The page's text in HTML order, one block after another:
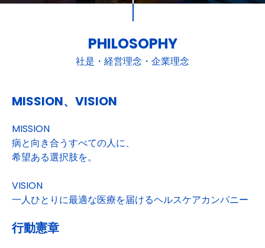
PHILOSOPHY
社是・経営理念・企業理念
MISSION、VISION
MISSION
病と向き合うすべての人に、
希望ある選択肢を。
VISION
一人ひとりに最適な医療を届けるヘルスケアカンパニー
行動憲章